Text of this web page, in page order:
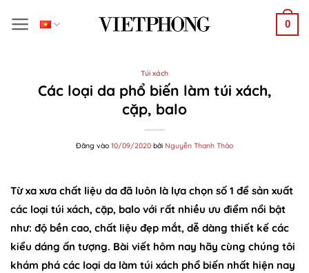
qua
0
Túi xách
Các loại da phổ biến làm túi xách,
cặp, balo
Đăng vào 10/09/2020 bởi Nguyễn Thanh Thảo
Từ xa xưa chất liệu da đã luôn là lựa chọn số 1 để sản xuất
các loại túi xách, cặp, balo với rất nhiều ưu điểm nổi bật
như: độ bền cao, chất liệu đẹp mắt, dễ dàng thiết kế các
kiểu dáng ấn tượng. Bài viết hôm nay hãy cùng chúng tôi
khám phá các loại da làm túi xách phổ biến nhất hiện nay